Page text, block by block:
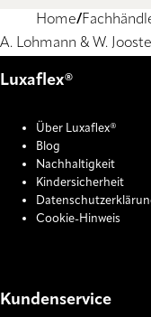
Home
A. Lohmann & W.
Luxaflex®
Über Luxaflex®
Blog
Nachhaltigkeit
Kindersicherheit
Cookie-Hinweis
Kundenservice